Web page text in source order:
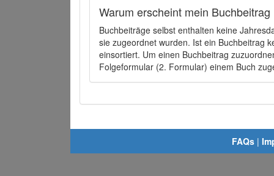
Warum erscheint mein
Buchbeiträge selbst enthalten keine
sie zugeordnet wurden. Ist ein Buchbeitrag
einsortiert. Um einen Buchbeitrag
Folgeformular (2. Formular) einem Buch
FAQs |